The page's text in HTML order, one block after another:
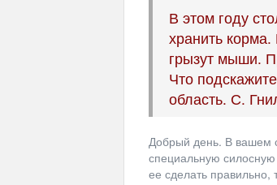
В этом году
хранить
грызут мыши.
Что
область. С.
Добрый день. В вашем
специальную
ее сделать правильно,